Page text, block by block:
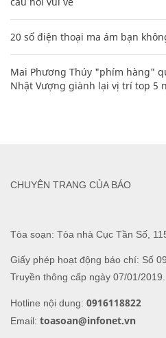
20 số điện thoại ma ám bạn
Mai Phương Thúy "phím hàng"
Nhật Vượng giành lại vị trí top 5
Tòa soạn: Tòa nhà Cục Tần Số,
Giấy phép hoạt động báo chí: Số
Truyền thông cấp ngày 07/01/2019.
Hotline nội dung: 0916118822
Email: toasoan@infonet.vn
CHUYÊN TRANG CỦA BÁO